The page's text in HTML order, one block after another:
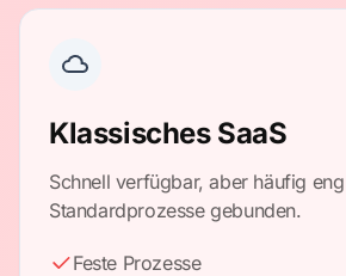
Klassisches SaaS
Schnell verfügbar, aber häufig
Standardprozesse gebunden.
Feste Prozesse